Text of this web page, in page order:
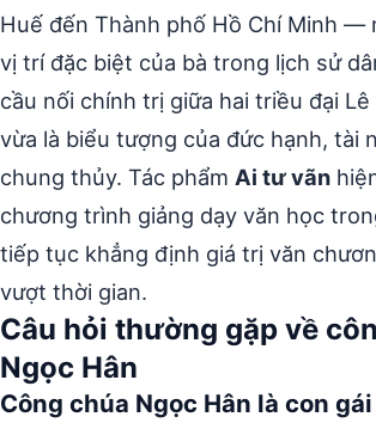
Huế đến Thành phố Hồ Chí Minh —
vị trí đặc biệt của bà trong lịch sử
cầu nối chính trị giữa hai triều đại Lê
vừa là biểu tượng của đức hạnh, tài
chung thủy. Tác phẩm Ai tư vãn
chương trình giảng dạy văn học
tiếp tục khẳng định giá trị văn
vượt thời gian.
Câu hỏi thường gặp về
Ngọc Hân
Công chúa Ngọc Hân là con